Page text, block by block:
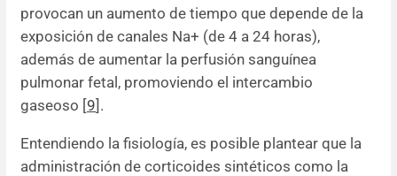
provocan un aumento de tiempo que depende de la
exposición de canales Na+ (de 4 a 24 horas),
además de aumentar la perfusión sanguínea
pulmonar fetal, promoviendo el intercambio
gaseoso [9].
Entendiendo la fisiología, es posible plantear que la
administración de corticoides sintéticos como la